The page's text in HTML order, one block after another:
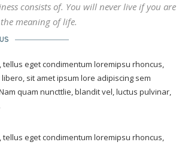
consists of. You will never live if you are
meaning of life.
tellus eget condimentum loremipsu rhoncus,
sit amet ipsum lore adipiscing sem
quam nuncttlie, blandit vel, luctus pulvinar,
tellus eget condimentum loremipsu rhoncus,